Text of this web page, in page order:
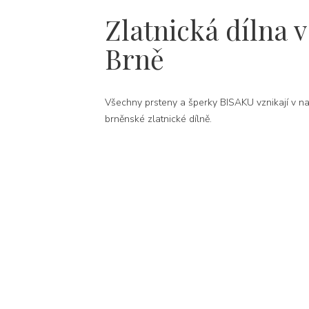
Zlatnická dílna v
Brně
Všechny prsteny a šperky BISAKU vznikají v
brněnské zlatnické dílně.